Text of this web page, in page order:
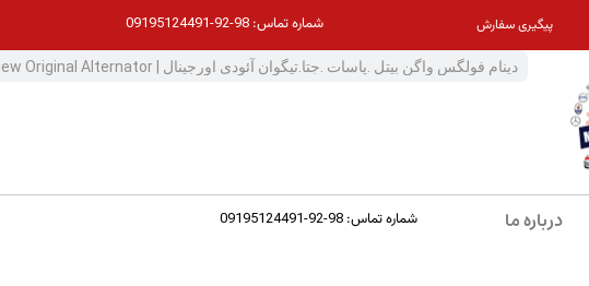
پیگیری سفارش شماره تماس: 98-92-09195124491
درباره ما شماره تماس: 98-92-09195124491